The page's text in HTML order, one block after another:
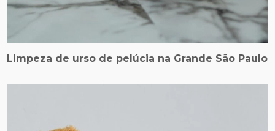
Limpeza de urso de pelúcia na Grande São Paulo